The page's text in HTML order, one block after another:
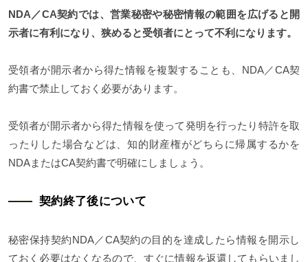
NDA／CA契約では、営業秘密や秘密情報の範囲を広げると開
示者に有利になり、狭めると受領者にとって不利になります。
受領者が開示者から得た情報を複製することも、NDA／CA契
約書で禁止しておく必要があります。
受領者が開示者から得た情報を使って発明を行ったり特許を取
ったりした場合などは、知的財産権がどちらに帰属するかを
NDAまたはCA契約書で明確にしましょう。
契約終了後について
秘密保持契約NDA／CA契約の目的を達成したら情報を開示し
ておく必要はなくなるので、すぐに情報を返還してもらいまし